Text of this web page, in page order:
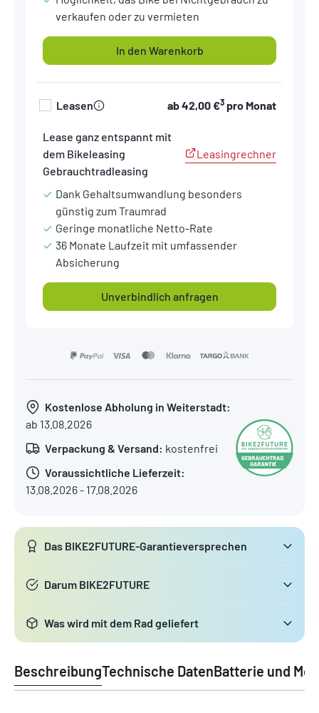
verkaufen oder zu vermieten
In den Warenkorb
Leasen ab42,00 €3 pro Monat
Lease ganz entspannt mit
dem Bikeleasing
Gebrauchtradleasing
Leasingrechner
Dank Gehaltsumwandlung besonders
günstig zum Traumrad
Geringe monatliche Netto-Rate
36 Monate Laufzeit mit umfassender
Absicherung
Unverbindlich anfragen
Kostenlose Abholung in Weiterstadt:
ab 13.08.2026
Verpackung & Versand: kostenfrei
Voraussichtliche Lieferzeit:
13.08.2026 - 17.08.2026
Das BIKE2FUTURE-Garantieversprechen
Darum BIKE2FUTURE
Was wird mit dem Rad geliefert
BeschreibungTechnische DatenBatterie und